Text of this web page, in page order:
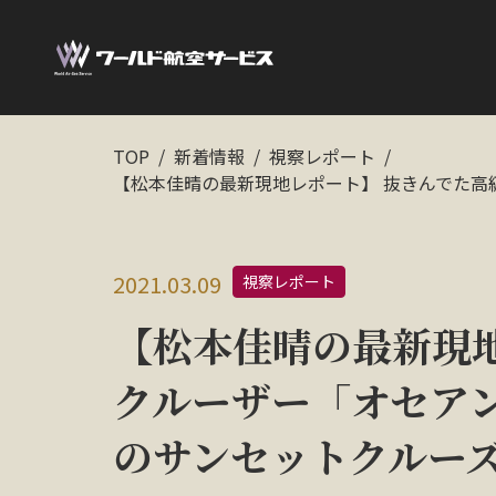
TOP 新着情報
視察レポート
【松本佳晴の最新現地レポート】 抜きんでた
2021.03.09 視察レポート
【松本佳晴の最新
クルーザー「オセア
のサンセットクルー